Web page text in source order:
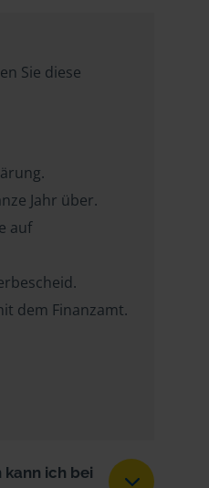
Sie diese
Jahr über.
auf
dem Finanzamt.
ich bei